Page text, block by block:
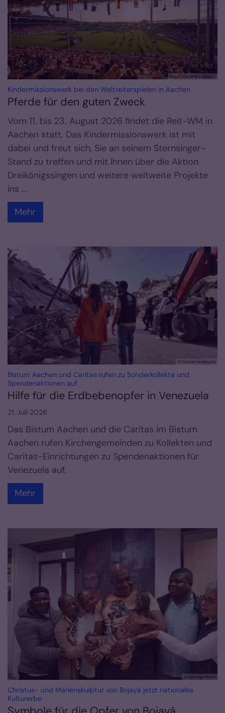
© ALRV/Arnd Brockhorst
Kindermissionswerk bei den Weltreiterspielen in Aachen
Pferde für den guten Zweck
Vom 11. bis 23. August 2026 findet die Reit-WM in
Aachen statt. Das Kindermissionswerk ist mit
dabei und freut sich, Sie an seinem Sternsinger-
Stand zu treffen und mit Ihnen über die Aktion
Dreikönigssingen und weitere weltweite Projekte
ins ...
Mehr
© Caritas Venezuela
Bistum Aachen und Caritas rufen zu Sonderkollekte und
Spendenaktionen auf
Hilfe für die Erdbebenopfer in Venezuela
21. Juli 2026
Das Bistum Aachen und die Caritas im Bistum
Aachen rufen Kirchengemeinden zu Kollekten und
Caritas-Einrichtungen zu Spendenaktionen für
Venezuela auf.
Mehr
© Santiago Marín
Christus- und Marienskulptur von Bojayá jetzt nationales
Kulturerbe